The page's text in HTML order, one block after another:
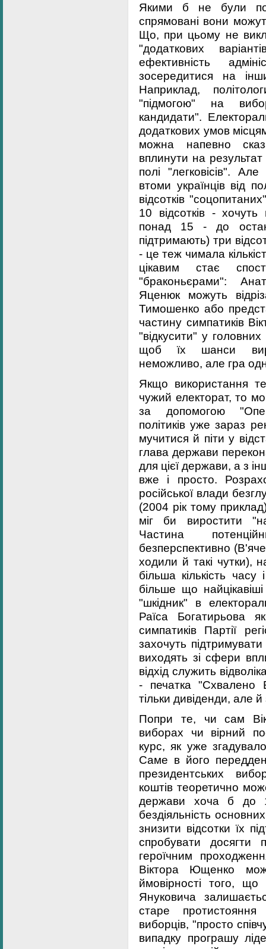
Якими б не були
спрямовані вони
Що, при цьому не
"додаткових
ефективність
зосередитися на
Наприклад,
"підмогою" на
кандидати".
додаткових умов
можна напевно
вплинути на
полі "легковісів".
втоми українців від
відсотків
10 відсотків -
понад 15 - до
підтримають) три
- це теж чимала
цікавим стає
"браконьєрами":
Яценюк можуть
Тимошенко або
частину симпатиків
"відкусити" у
щоб їх шанси
неможливо, але гра
Якщо використання
чужий електорат, то
за допомогою
політиків уже зараз
мучитися й піти у
глава держави
для цієї держави, а з
вже і просто.
російської влади
(2004 рік тому
міг би виростити
Частина
безперспективно
ходили й такі чутки),
більша кількість часу
більше що
"шкідник" в
Раїса Богатирьова
симпатиків Партії
захочуть
виходять зі сфери
відхід служить
- печатка "Схвалено
тільки дивіденди, але й
Попри те, чи сам
виборах чи вірний
курс, як уже
Саме в його
президентських
коштів теоретично
держави хоча б до
бездіяльність
знизити відсотки їх
спробувати досягти
героїчним
Віктора Ющенко
ймовірності того,
Януковича
старе
виборців, "просто
випадку програшу